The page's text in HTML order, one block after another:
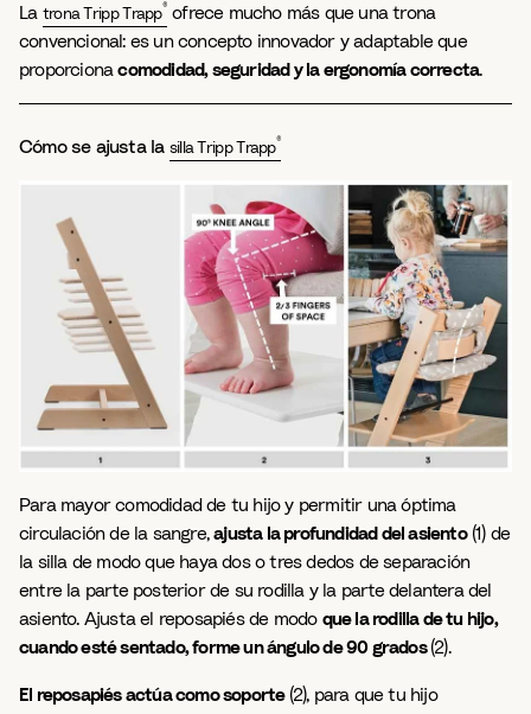
La trona Tripp Trapp® ofrece mucho más que una trona
convencional: es un concepto innovador y adaptable que
proporcionacomodidad, seguridad y la ergonomía correcta.
Cómo se ajusta la silla Tripp Trapp®
Para mayor comodidad de tu hijo y permitir una óptima
circulación de la sangre,ajusta la profundidad del asiento(1) de
la silla de modo que haya dos o tres dedos de separación
entre la parte posterior de su rodilla y la parte delantera del
asiento. Ajusta el reposapiés de modo que la rodilla de tu hijo,
cuando esté sentado, forme un ángulo de 90 grados(2).
El reposapiés actúa como soporte (2), para que tu hijo